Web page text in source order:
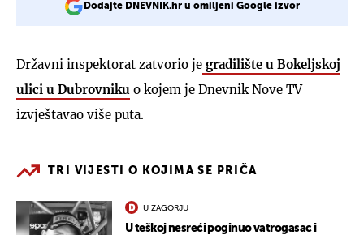
Dodajte DNEVNIK.hr u omiljeni Google izvor
Državni inspektorat zatvorio je gradilište u Bokeljskoj
ulici u Dubrovniku o kojem je Dnevnik Nove TV
izvještavao više puta.
TRI VIJESTI O KOJIMA SE PRIČA
U ZAGORJU
U teškoj nesreći poginuo vatrogasac i